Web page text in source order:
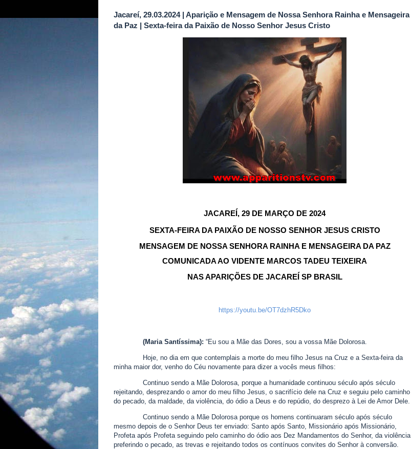
Jacareí, 29.03.2024 | Aparição e Mensagem de Nossa Senhora Rainha e Mensageira
da Paz | Sexta-feira da Paixão de Nosso Senhor Jesus Cristo
JACAREÍ, 29 DE MARÇO DE 2024
SEXTA-FEIRA DA PAIXÃO DE NOSSO SENHOR JESUS CRISTO
MENSAGEM DE NOSSA SENHORA RAINHA E MENSAGEIRA DA PAZ
COMUNICADA AO VIDENTE MARCOS TADEU TEIXEIRA
NAS APARIÇÕES DE JACAREÍ SP BRASIL
https://youtu.be/OT7dzhR5Dko
(Maria Santíssima): “Eu sou a Mãe das Dores, sou a vossa Mãe Dolorosa.
Hoje, no dia em que contemplais a morte do meu filho Jesus na Cruz e a Sexta-feira da
minha maior dor, venho do Céu novamente para dizer a vocês meus filhos:
Continuo sendo a Mãe Dolorosa, porque a humanidade continuou século após século
rejeitando, desprezando o amor do meu filho Jesus, o sacrifício dele na Cruz e seguiu pelo caminho
do pecado, da maldade, da violência, do ódio a Deus e do repúdio, do desprezo à Lei de Amor Dele.
Continuo sendo a Mãe Dolorosa porque os homens continuaram século após século
mesmo depois de o Senhor Deus ter enviado: Santo após Santo, Missionário após Missionário,
Profeta após Profeta seguindo pelo caminho do ódio aos Dez Mandamentos do Senhor, da violência
preferindo o pecado, as trevas e rejeitando todos os contínuos convites do Senhor à conversão.